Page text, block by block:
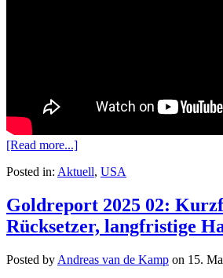
[Read more...]
Posted in: Aktuell, USA
Goldreport 2025 02:
Rücksetzer, langfristige
Posted by Andreas van de Kamp on 15.